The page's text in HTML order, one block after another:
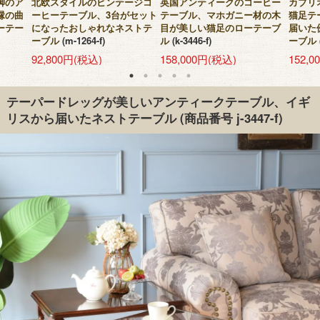
の曲
テー
ーヒーテーブル、3台がセット
になったおしゃれなネストテ
ーブル (m-1264-f)
92,800円(税込)
テーブル、マホガニー材の木
目が美しい猫足のローテーブ
ル (k-3446-f)
158,000円(税込)
猫足テ
届いた
ーブル
テーパードレッグが美しいアンティークテーブル、イギ
リスから届いたネストテーブル(商品番号 j-3447-f)